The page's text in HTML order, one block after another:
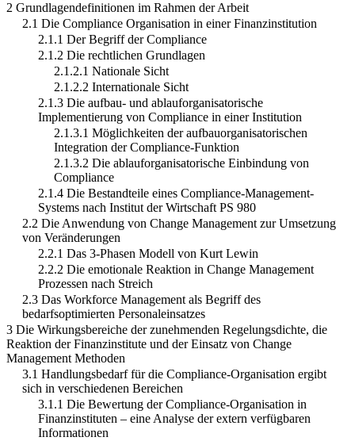
2 Grundlagendefinitionen im Rahmen der Arbeit
2.1 Die Compliance Organisation in einer Finanzinstitution
2.1.1 Der Begriff der Compliance
2.1.2 Die rechtlichen Grundlagen
2.1.2.1 Nationale Sicht
2.1.2.2 Internationale Sicht
2.1.3 Die aufbau- und ablauforganisatorische
Implementierung von Compliance in einer Institution
2.1.3.1 Möglichkeiten der aufbauorganisatorischen
Integration der Compliance-Funktion
2.1.3.2 Die ablauforganisatorische Einbindung von
Compliance
2.1.4 Die Bestandteile eines Compliance-Management-
Systems nach Institut der Wirtschaft PS 980
2.2 Die Anwendung von Change Management zur Umsetzung
von Veränderungen
2.2.1 Das 3-Phasen Modell von Kurt Lewin
2.2.2 Die emotionale Reaktion in Change Management
Prozessen nach Streich
2.3 Das Workforce Management als Begriff des
bedarfsoptimierten Personaleinsatzes
3 Die Wirkungsbereiche der zunehmenden Regelungsdichte, die
Reaktion der Finanzinstitute und der Einsatz von Change
Management Methoden
3.1 Handlungsbedarf für die Compliance-Organisation ergibt
sich in verschiedenen Bereichen
3.1.1 Die Bewertung der Compliance-Organisation in
Finanzinstituten – eine Analyse der extern verfügbaren
Informationen